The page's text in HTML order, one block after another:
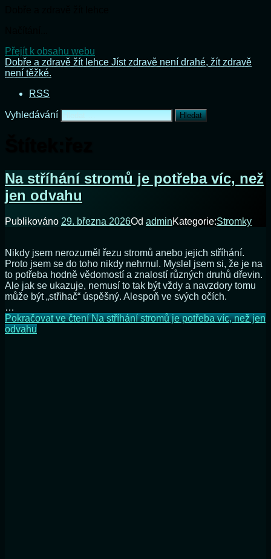
Přejít k obsahu webu
Dobře a zdravě žít lehce Jíst zdravě není drahé, žít zdravě
není těžké.
RSS
Vyhledávání
Na stříhání stromů je potřeba víc, než
jen odvahu
Publikováno 29. března 2026Od adminKategorie:Stromky
Nikdy jsem nerozuměl řezu stromů anebo jejich stříhání.
Proto jsem se do toho nikdy nehrnul. Myslel jsem si, že je na
to potřeba hodně vědomostí a znalostí různých druhů dřevin.
Ale jak se ukazuje, nemusí to tak být vždy a navzdory tomu
může být „střihač“ úspěšný. Alespoň ve svých očích.
…
Pokračovat ve čteníNa stříhání stromů je potřeba víc, než jen
odvahu